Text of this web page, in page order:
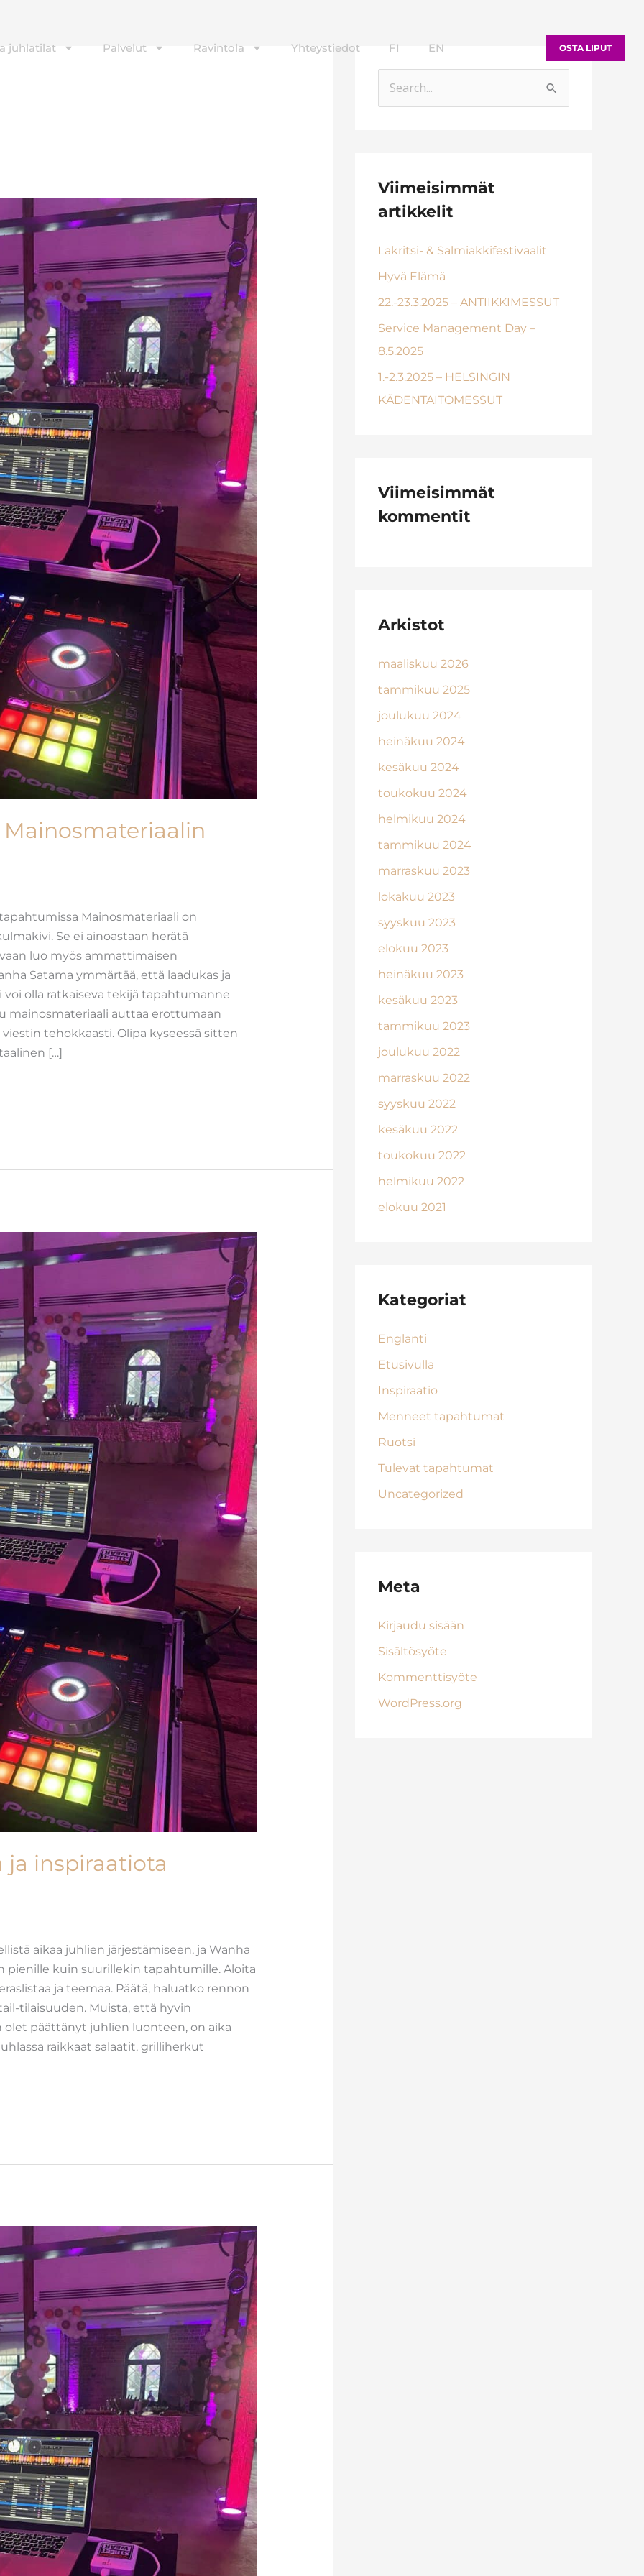
juhlatilat Palvelut Ravintola Yhteystiedot FI EN OSTA LIPUT
Mainosmateriaali on
Se ei ainoastaan herätä
luo myös ammattimaisen
Satama ymmärtää, että laadukas ja
olla ratkaiseva tekijä tapahtumanne
mainosmateriaali auttaa erottumaan
tehokkaasti. Olipa kyseessä sitten
[…]
ja inspiraatiota
aikaa juhlien järjestämiseen, ja Wanha
pienille kuin suurillekin tapahtumille. Aloita
ja teemaa. Päätä, haluatko rennon
tilaisuuden. Muista, että hyvin
päättänyt juhlien luonteen, on aika
raikkaat salaatit, grilliherkut
c
h
o
r
:
Viimeisimmät
artikkelit
Lakritsi- & Salmiakkifestivaalit
Hyvä Elämä
22.-23.3.2025 – ANTIIKKIMESSUT
Service Management Day –
8.5.2025
1.-2.3.2025 – HELSINGIN
KÄDENTAITOMESSUT
Viimeisimmät
kommentit
Arkistot
maaliskuu 2026
tammikuu 2025
joulukuu 2024
heinäkuu 2024
kesäkuu 2024
toukokuu 2024
helmikuu 2024
tammikuu 2024
marraskuu 2023
lokakuu 2023
syyskuu 2023
elokuu 2023
heinäkuu 2023
kesäkuu 2023
tammikuu 2023
joulukuu 2022
marraskuu 2022
syyskuu 2022
kesäkuu 2022
toukokuu 2022
helmikuu 2022
elokuu 2021
Kategoriat
Englanti
Etusivulla
Inspiraatio
Menneet tapahtumat
Ruotsi
Tulevat tapahtumat
Uncategorized
Meta
Kirjaudu sisään
Sisältösyöte
Kommenttisyöte
WordPress.org